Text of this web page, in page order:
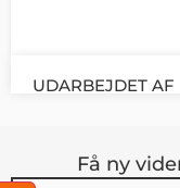
UDARBEJDET AF
Få ny